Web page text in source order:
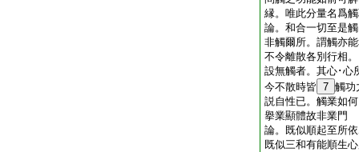
縁。唯此分量名爲
論。和合一切至是
非觸爾所。謂觸亦
不令離散各別行相
設無觸者。其心･心
今不散時皆 7 觸
説自性已。觸業如
擧業顯體故非業門
論。既似順起至所
既似三和有能順生